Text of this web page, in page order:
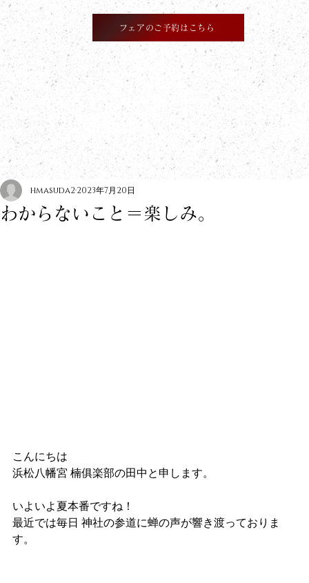
フェアのご予約はこちら
​information
わからないこと＝楽しみ。
hmasuda22023年7月20日
こんにちは
浜松八幡宮 楠俱楽部の田中と申します。
いよいよ夏本番ですね！
最近では毎日 神社の参道に蝉の声が響き渡っておりま
す。